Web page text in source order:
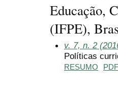
Educação,
(IFPE),
v. 7, n. 2
Políticas
RESUMO PDF